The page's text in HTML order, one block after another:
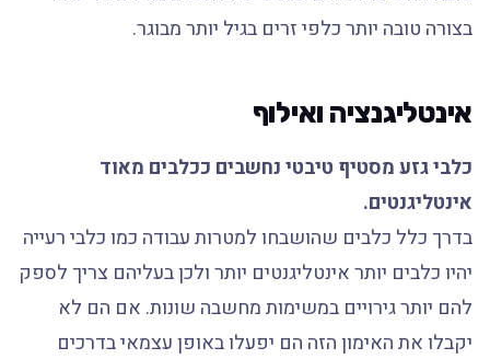
בצורה טובה יותר כלפי זרים בגיל יותר מבוגר.
אינטליגנציה ואילוף
כלבי גזע מסטיף טיבטי נחשבים ככלבים מאוד
אינטליגנטים.
בדרך כלל כלבים שהושבחו למטרות עבודה כמו כלבי רעייה
יהיו כלבים יותר אינטליגנטים יותר ולכן בעליהם צריך לספק
להם יותר גירויים במשימות מחשבה שונות. אם הם לא
יקבלו את האימון הזה הם יפעלו באופן עצמאי בדרכים